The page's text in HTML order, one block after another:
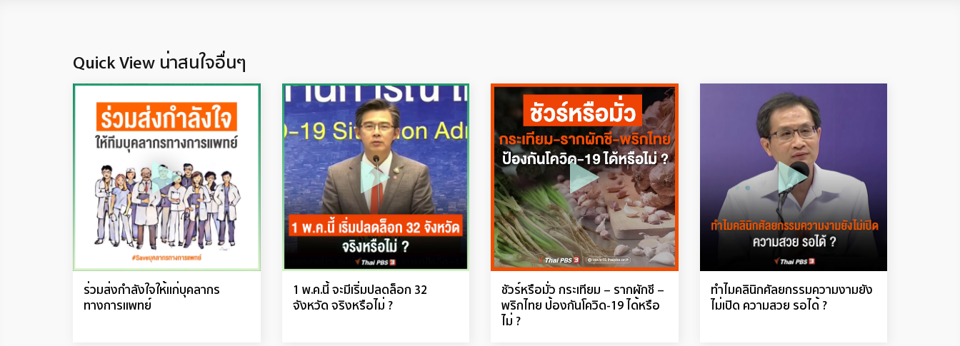
Quick View น่าสนใจอื่นๆ
ร่วมส่งกำลังใจให้แก่บุคลากร
ทางการแพทย์
1 พ.ค.นี้ จะมีเริ่มปลดล็อก 32
จังหวัด จริงหรือไม่ ?
ชัวร์หรือมั่ว กระเทียม – รากผักชี –
พริกไทย ป้องกันโควิด-19 ได้หรือ
ไม่ ?
ทำไมคลินิกศัลยกรรมความงามยัง
ไม่เปิด ความสวย รอได้ ?